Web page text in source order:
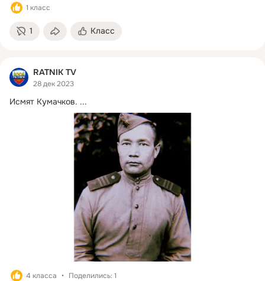
1 класс
1 Класс
RATNIK TV
28 дек 2023
Исмят Кумачков. ...
4 класса Поделились: 1